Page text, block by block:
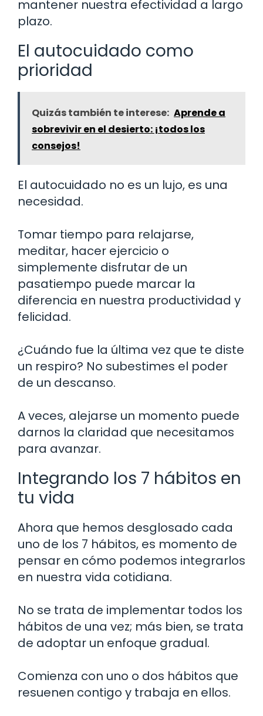
mantener nuestra efectividad a largo
plazo.
El autocuidado como
prioridad
Quizás también te interese: Aprende a
sobrevivir en el desierto: ¡todos los
consejos!
El autocuidado no es un lujo, es una
necesidad.
Tomar tiempo para relajarse,
meditar, hacer ejercicio o
simplemente disfrutar de un
pasatiempo puede marcar la
diferencia en nuestra productividad y
felicidad.
¿Cuándo fue la última vez que te diste
un respiro? No subestimes el poder
de un descanso.
A veces, alejarse un momento puede
darnos la claridad que necesitamos
para avanzar.
Integrando los 7 hábitos en
tu vida
Ahora que hemos desglosado cada
uno de los 7 hábitos, es momento de
pensar en cómo podemos integrarlos
en nuestra vida cotidiana.
No se trata de implementar todos los
hábitos de una vez; más bien, se trata
de adoptar un enfoque gradual.
Comienza con uno o dos hábitos que
resuenen contigo y trabaja en ellos.